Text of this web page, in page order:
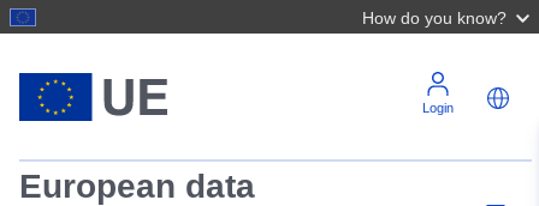
How do you know?
Login
European data